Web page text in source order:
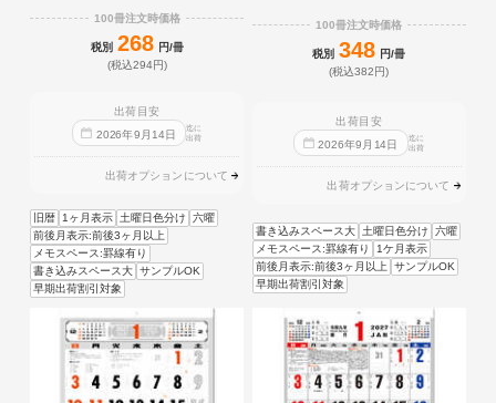
100冊注文時価格
税別 268 円/冊
(税込294円)
出荷目安
2026年9 月 14日
迄に
出荷
出荷オプションについて
旧暦 1ヶ月表示 土曜日色分け
六曜
前後月表示:前後3ヶ月以上
メモスペース:罫線有り
書き込みスペース大 サンプルOK
早期出荷割引対象
100冊注文時価格
税別 348 円/冊
(税込382円)
出荷目安
2026年9 月 14日
迄に
出荷
出荷オプションについて
書き込みスペース大 土曜日色分け
六曜
メモスペース:罫線有り
1ケ月表示
前後月表示:前後3ヶ月以上 サンプルOK
早期出荷割引対象